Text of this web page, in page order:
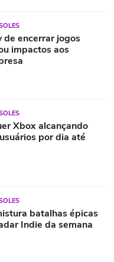
de encerrar jogos
impactos aos
Xbox alcançando
por dia até
batalhas épicas
Indie da semana